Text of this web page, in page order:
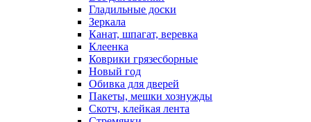
Гладильные доски
Зеркала
Канат, шпагат, веревка
Клеенка
Коврики грязесборные
Новый год
Обивка для дверей
Пакеты, мешки хознужды
Скотч, клейкая лента